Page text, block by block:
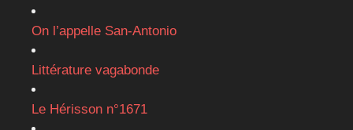
On l’appelle San-Antonio
Littérature vagabonde
Le Hérisson n°1671